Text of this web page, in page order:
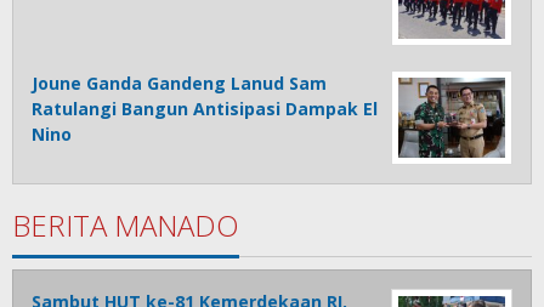
Joune Ganda Gandeng Lanud Sam
Ratulangi Bangun Antisipasi Dampak El
Nino
BERITA MANADO
Sambut HUT ke-81 Kemerdekaan RI,